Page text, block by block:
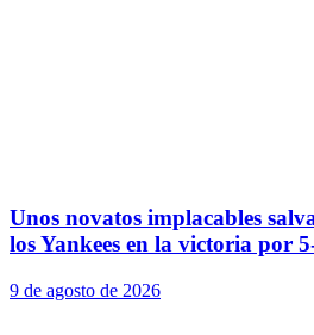
Unos novatos implacables
los Yankees en la victoria por
9 de agosto de 2026